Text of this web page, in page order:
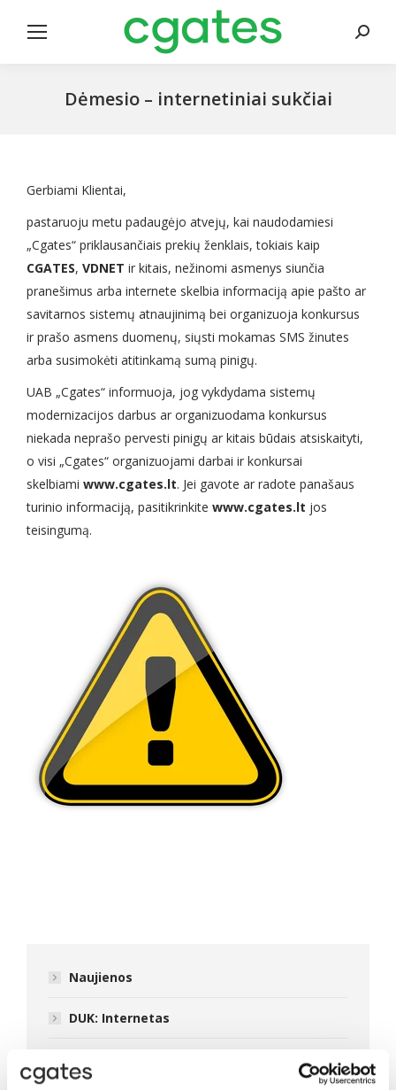
Search:
Dėmesio – internetiniai sukčiai
Gerbiami Klientai,
pastaruoju metu padaugėjo atvejų, kai naudodamiesi
„Cgates“ priklausančiais prekių ženklais, tokiais kaip
CGATES, VDNET ir kitais, nežinomi asmenys siunčia
pranešimus arba internete skelbia informaciją apie pašto ar
savitarnos sistemų atnaujinimą bei organizuoja konkursus
ir prašo asmens duomenų, siųsti mokamas SMS žinutes
arba susimokėti atitinkamą sumą pinigų.
UAB „Cgates“ informuoja, jog vykdydama sistemų
modernizacijos darbus ar organizuodama konkursus
niekada neprašo pervesti pinigų ar kitais būdais atsiskaityti,
o visi „Cgates“ organizuojami darbai ir konkursai
skelbiami www.cgates.lt. Jei gavote ar radote panašaus
turinio informaciją, pasitikrinkite www.cgates.lt jos
teisingumą.
Naujienos
DUK: Internetas